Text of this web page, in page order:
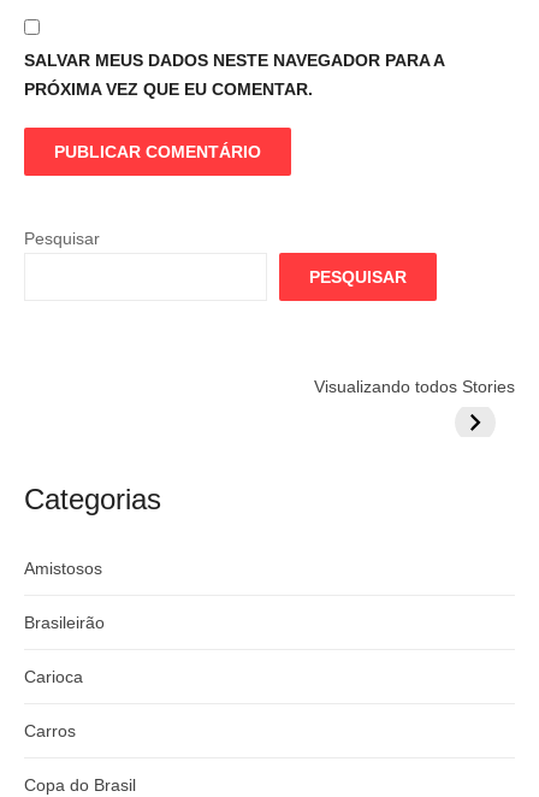
SALVAR MEUS DADOS NESTE NAVEGADOR PARA A
PRÓXIMA VEZ QUE EU COMENTAR.
Pesquisar
PESQUISAR
Visualizando todos Stories
argentino
Globo quer
Lesão
do
Categorias
Amistosos
Brasileirão
Carioca
Carros
Copa do Brasil